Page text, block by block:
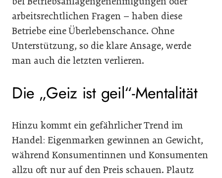
arbeitsrechtlichen Fragen – haben diese
Betriebe eine Überlebenschance. Ohne
Unterstützung, so die klare Ansage, werde
man auch die letzten verlieren.
Die „Geiz ist geil“-Mentalität
Hinzu kommt ein gefährlicher Trend im
Handel: Eigenmarken gewinnen an Gewicht,
während Konsumentinnen und Konsumenten
allzu oft nur auf den Preis schauen. Plautz